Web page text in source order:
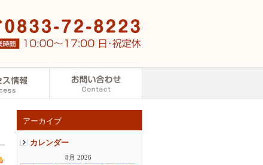
アーカイブ
カレンダー
8月 2026